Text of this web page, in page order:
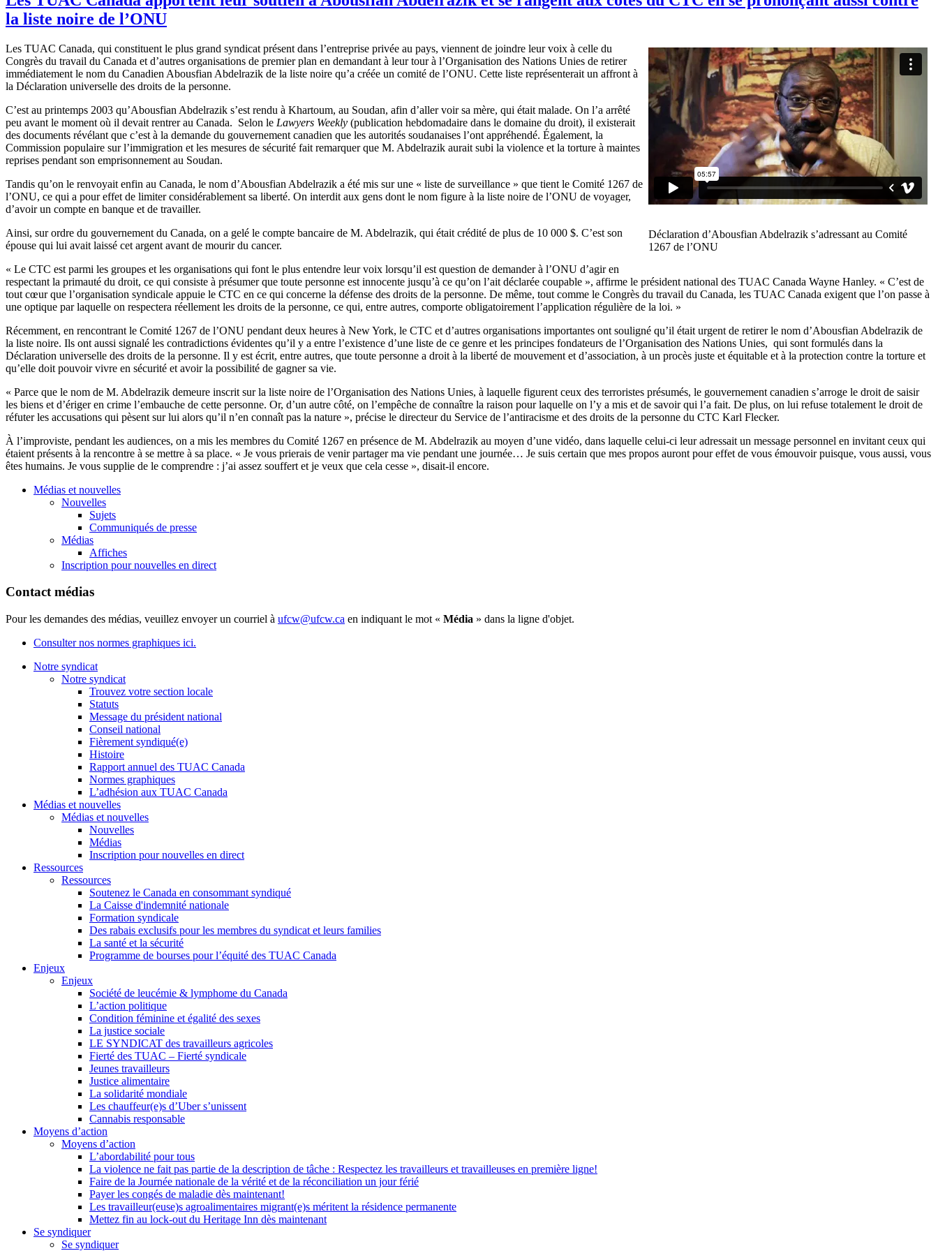
la liste noire de l’ONU
Déclaration d’Abousfian Abdelrazik s’adressant au Comité
1267 de l’ONU
Les TUAC Canada, qui constituent le plus grand syndicat présent dans l’entreprise privée au pays, viennent de joindre leur voix à celle du
Congrès du travail du Canada et d’autres organisations de premier plan en demandant à leur tour à l’Organisation des Nations Unies de retirer
immédiatement le nom du Canadien Abousfian Abdelrazik de la liste noire qu’a créée un comité de l’ONU. Cette liste représenterait un affront à
la Déclaration universelle des droits de la personne.
C’est au printemps 2003 qu’Abousfian Abdelrazik s’est rendu à Khartoum, au Soudan, afin d’aller voir sa mère, qui était malade. On l’a arrêté
peu avant le moment où il devait rentrer au Canada. Selon le Lawyers Weekly (publication hebdomadaire dans le domaine du droit), il existerait
des documents révélant que c’est à la demande du gouvernement canadien que les autorités soudanaises l’ont appréhendé. Également, la
Commission populaire sur l’immigration et les mesures de sécurité fait remarquer que M. Abdelrazik aurait subi la violence et la torture à maintes
reprises pendant son emprisonnement au Soudan.
Tandis qu’on le renvoyait enfin au Canada, le nom d’Abousfian Abdelrazik a été mis sur une « liste de surveillance » que tient le Comité 1267 de
l’ONU, ce qui a pour effet de limiter considérablement sa liberté. On interdit aux gens dont le nom figure à la liste noire de l’ONU de voyager,
d’avoir un compte en banque et de travailler.
Ainsi, sur ordre du gouvernement du Canada, on a gelé le compte bancaire de M. Abdelrazik, qui était crédité de plus de 10 000 $. C’est son
épouse qui lui avait laissé cet argent avant de mourir du cancer.
« Le CTC est parmi les groupes et les organisations qui font le plus entendre leur voix lorsqu’il est question de demander à l’ONU d’agir en
respectant la primauté du droit, ce qui consiste à présumer que toute personne est innocente jusqu’à ce qu’on l’ait déclarée coupable », affirme le président national des TUAC Canada Wayne Hanley. « C’est de
tout cœur que l’organisation syndicale appuie le CTC en ce qui concerne la défense des droits de la personne. De même, tout comme le Congrès du travail du Canada, les TUAC Canada exigent que l’on passe à
une optique par laquelle on respectera réellement les droits de la personne, ce qui, entre autres, comporte obligatoirement l’application régulière de la loi. »
Récemment, en rencontrant le Comité 1267 de l’ONU pendant deux heures à New York, le CTC et d’autres organisations importantes ont souligné qu’il était urgent de retirer le nom d’Abousfian Abdelrazik de
la liste noire. Ils ont aussi signalé les contradictions évidentes qu’il y a entre l’existence d’une liste de ce genre et les principes fondateurs de l’Organisation des Nations Unies, qui sont formulés dans la
Déclaration universelle des droits de la personne. Il y est écrit, entre autres, que toute personne a droit à la liberté de mouvement et d’association, à un procès juste et équitable et à la protection contre la torture et
qu’elle doit pouvoir vivre en sécurité et avoir la possibilité de gagner sa vie.
« Parce que le nom de M. Abdelrazik demeure inscrit sur la liste noire de l’Organisation des Nations Unies, à laquelle figurent ceux des terroristes présumés, le gouvernement canadien s’arroge le droit de saisir
les biens et d’ériger en crime l’embauche de cette personne. Or, d’un autre côté, on l’empêche de connaître la raison pour laquelle on l’y a mis et de savoir qui l’a fait. De plus, on lui refuse totalement le droit de
réfuter les accusations qui pèsent sur lui alors qu’il n’en connaît pas la nature », précise le directeur du Service de l’antiracisme et des droits de la personne du CTC Karl Flecker.
À l’improviste, pendant les audiences, on a mis les membres du Comité 1267 en présence de M. Abdelrazik au moyen d’une vidéo, dans laquelle celui-ci leur adressait un message personnel en invitant ceux qui
étaient présents à la rencontre à se mettre à sa place. « Je vous prierais de venir partager ma vie pendant une journée… Je suis certain que mes propos auront pour effet de vous émouvoir puisque, vous aussi, vous
êtes humains. Je vous supplie de le comprendre : j’ai assez souffert et je veux que cela cesse », disait-il encore.
Médias et nouvelles
Nouvelles
Sujets
Communiqués de presse
Médias
Affiches
Inscription pour nouvelles en direct
Contact médias
Pour les demandes des médias, veuillez envoyer un courriel à ufcw@ufcw.ca en indiquant le mot « Média » dans la ligne d'objet.
Consulter nos normes graphiques ici.
Notre syndicat
Notre syndicat
Trouvez votre section locale
Statuts
Message du président national
Conseil national
Fièrement syndiqué(e)
Histoire
Rapport annuel des TUAC Canada
Normes graphiques
L’adhésion aux TUAC Canada
Médias et nouvelles
Médias et nouvelles
Nouvelles
Médias
Inscription pour nouvelles en direct
Ressources
Ressources
Soutenez le Canada en consommant syndiqué
La Caisse d'indemnité nationale
Formation syndicale
Des rabais exclusifs pour les membres du syndicat et leurs families
La santé et la sécurité
Programme de bourses pour l’équité des TUAC Canada
Enjeux
Enjeux
Société de leucémie & lymphome du Canada
L’action politique
Condition féminine et égalité des sexes
La justice sociale
LE SYNDICAT des travailleurs agricoles
Fierté des TUAC – Fierté syndicale
Jeunes travailleurs
Justice alimentaire
La solidarité mondiale
Les chauffeur(e)s d’Uber s’unissent
Cannabis responsable
Moyens d’action
Moyens d’action
L’abordabilité pour tous
La violence ne fait pas partie de la description de tâche : Respectez les travailleurs et travailleuses en première ligne!
Faire de la Journée nationale de la vérité et de la réconciliation un jour férié
Payer les congés de maladie dès maintenant!
Les travailleur(euse)s agroalimentaires migrant(e)s méritent la résidence permanente
Mettez fin au lock-out du Heritage Inn dès maintenant
Se syndiquer
Se syndiquer